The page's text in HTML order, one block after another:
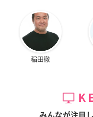
稲田徹
みんなが注目